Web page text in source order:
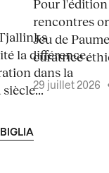
la différence,
dans la
Pour l'édition
rencontres
Jeu de
curatrice
29 juillet 2026